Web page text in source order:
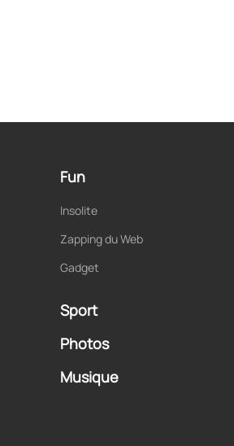
Fun
Insolite
Zapping du Web
Gadget
Sport
Photos
Musique